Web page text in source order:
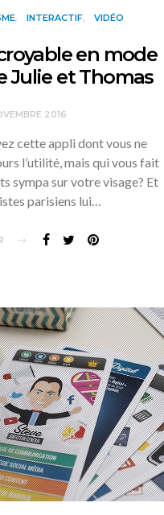
INTERACTIF VIDÉO
en mode
Julie et Thomas
2016
cette appli dont vous ne
l’utilité, mais qui vous fait
sympa sur votre visage? Et
parisiens lui…